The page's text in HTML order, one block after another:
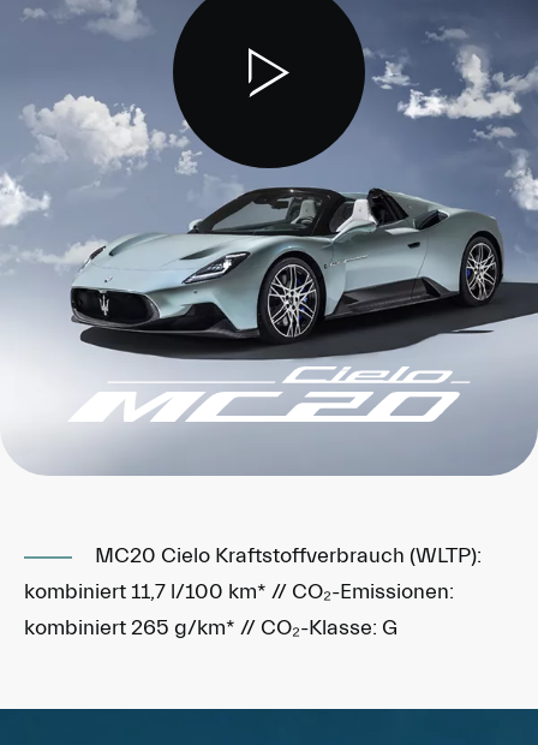
MC20 Cielo Kraftstoffverbrauch (WLTP):
kombiniert 11,7 l/100 km* // CO₂-Emissionen:
kombiniert 265 g/km* // CO₂-Klasse: G